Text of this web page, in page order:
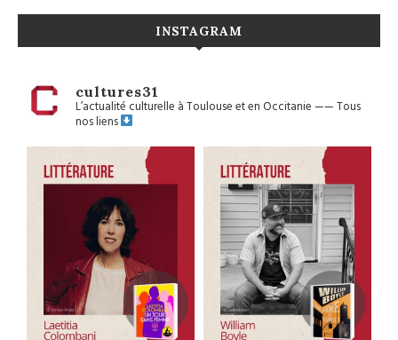
INSTAGRAM
cultures31
L’actualité culturelle à Toulouse et en Occitanie——Tous
nos liens